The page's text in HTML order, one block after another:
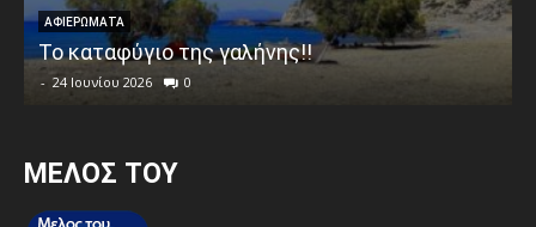
ΑΦΙΕΡΩΜΑΤΑ
Το καταφύγιο της γαλήνης!!
- 24 Ιουνίου 2026 0
MEΛΟΣ ΤΟΥ